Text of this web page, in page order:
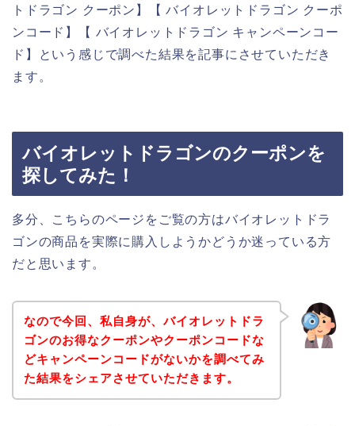
トドラゴン クーポン】【 バイオレットドラゴン クーポ
ンコード】【 バイオレットドラゴン キャンペーンコー
ド】という感じで調べた結果を記事にさせていただき
ます。
バイオレットドラゴンのクーポンを
探してみた！
多分、こちらのページをご覧の方はバイオレットドラ
ゴンの商品を実際に購入しようかどうか迷っている方
だと思います。
なので今回、私自身が、バイオレットドラ
ゴンのお得なクーポンやクーポンコードな
どキャンペーンコードがないかを調べてみ
た結果をシェアさせていただきます。